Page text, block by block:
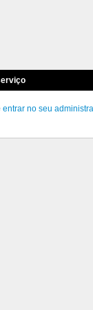
entrar no seu